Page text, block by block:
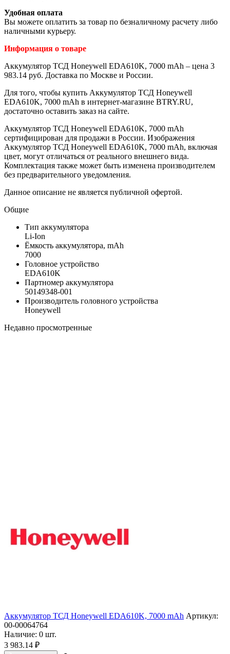
Удобная оплата
Вы можете оплатить за товар по безналичному расчету либо
наличными курьеру.
Информация о товаре
Аккумулятор ТСД Honeywell EDA610K, 7000 mAh – цена 3
983.14 руб. Доставка по Москве и России.
Для того, чтобы купить Аккумулятор ТСД Honeywell
EDA610K, 7000 mAh в интернет-магазине BTRY.RU,
достаточно оставить заказ на сайте.
Аккумулятор ТСД Honeywell EDA610K, 7000 mAh
сертифицирован для продажи в России. Изображения
Аккумулятор ТСД Honeywell EDA610K, 7000 mAh, включая
цвет, могут отличаться от реального внешнего вида.
Комплектация также может быть изменена производителем
без предварительного уведомления.
Данное описание не является публичной офертой.
Общие
Тип аккумулятора
Li-Ion
Ёмкость аккумулятора, mAh
7000
Головное устройство
EDA610K
Партномер аккумулятора
50149348-001
Производитель головного устройства
Honeywell
Недавно просмотренные
Аккумулятор ТСД Honeywell EDA610K, 7000 mAh Артикул:
00-00064764
Наличие: 0 шт.
3 983.14 ₽